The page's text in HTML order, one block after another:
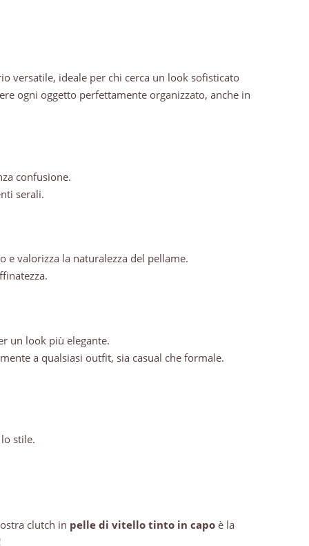
versatile, ideale per chi cerca un look sofisticato
ogni oggetto perfettamente organizzato, anche in
confusione.
serali.
e valorizza la naturalezza del pellame.
un look più elegante.
a qualsiasi outfit, sia casual che formale.
stile.
clutch in pelle di vitello tinto in capo è la